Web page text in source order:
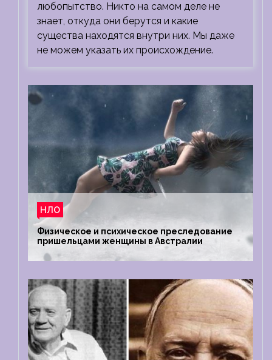
любопытство. Никто на самом деле не
знает, откуда они берутся и какие
существа находятся внутри них. Мы даже
не можем указать их происхождение.
НЛО
Физическое и психическое преследование
пришельцами женщины в Австралии